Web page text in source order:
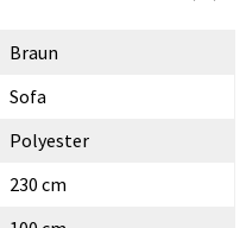
Braun
Sofa
Polyester
230 cm